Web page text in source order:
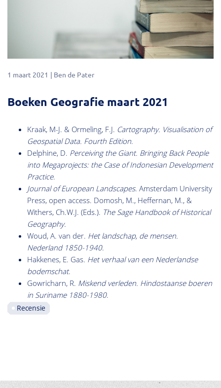
1 maart 2021 Ben de Pater
Boeken Geografie maart 2021
Kraak, M-J. & Ormeling, F.J. Cartography. Visualisation of
Geospatial Data. Fourth Edition.
Delphine, D. Perceiving the Giant. Bringing Back People
into Megaprojects: the Case of Indonesian Development
Practice.
Journal of European Landscapes. Amsterdam University
Press, open access. Domosh, M., Heffernan, M., &
Withers, Ch.W.J. (Eds.). The Sage Handbook of Historical
Geography.
Woud, A. van der. Het landschap, de mensen.
Nederland 1850-1940.
Hakkenes, E. Gas. Het verhaal van een Nederlandse
bodemschat.
Gowricharn, R. Miskend verleden. Hindostaanse boeren
in Suriname 1880-1980.
Recensie